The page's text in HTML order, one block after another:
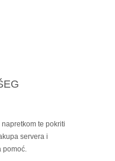
te pokriti
servera i
pomoć.